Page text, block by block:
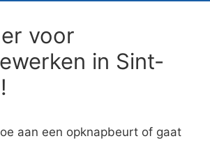
voor
in Sint-
aan een opknapbeurt of gaat